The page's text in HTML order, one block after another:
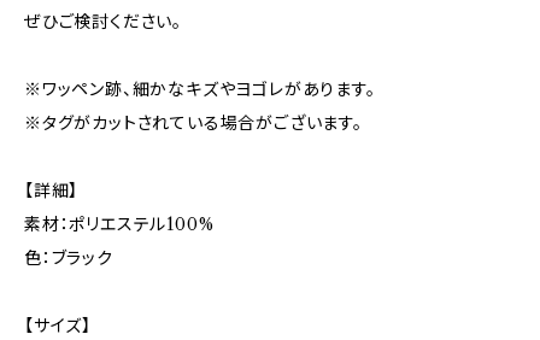
ぜひご検討ください。
※ワッペン跡、細かなキズやヨゴレがあります。
※タグがカットされている場合がございます。
【詳細】
素材：ポリエステル100%
色：ブラック
【サイズ】